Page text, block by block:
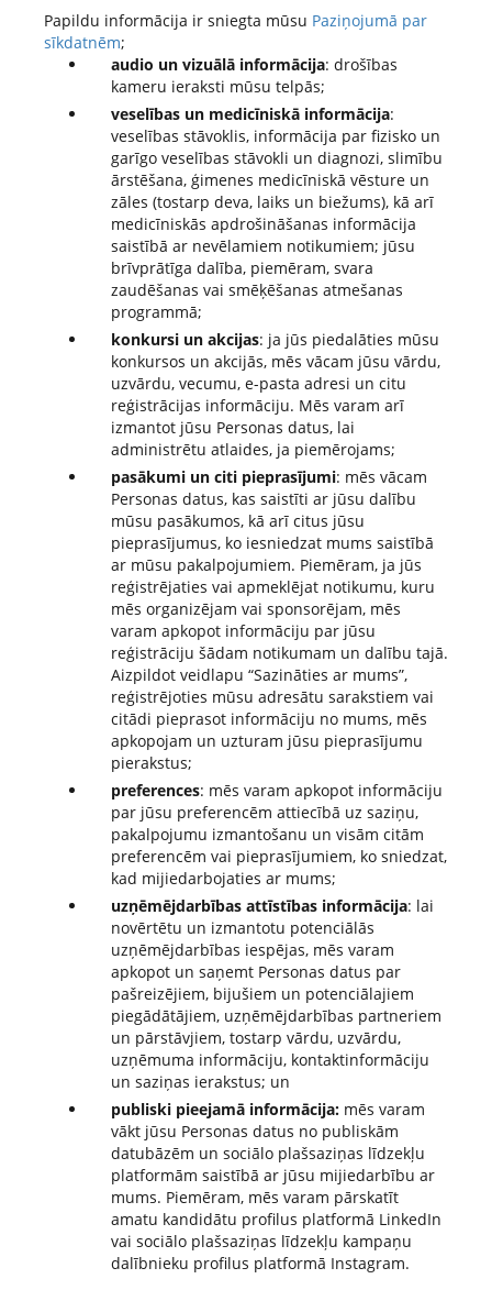
Papildu informācija ir sniegta mūsu Paziņojumā par
sīkdatnēm;
audio un vizuālā informācija: drošības
kameru ieraksti mūsu telpās;
veselības un medicīniskā informācija:
veselības stāvoklis, informācija par fizisko un
garīgo veselības stāvokli un diagnozi, slimību
ārstēšana, ģimenes medicīniskā vēsture un
zāles (tostarp deva, laiks un biežums), kā arī
medicīniskās apdrošināšanas informācija
saistībā ar nevēlamiem notikumiem; jūsu
brīvprātīga dalība, piemēram, svara
zaudēšanas vai smēķēšanas atmešanas
programmā;
konkursi un akcijas: ja jūs piedalāties mūsu
konkursos un akcijās, mēs vācam jūsu vārdu,
uzvārdu, vecumu, e-pasta adresi un citu
reģistrācijas informāciju. Mēs varam arī
izmantot jūsu Personas datus, lai
administrētu atlaides, ja piemērojams;
pasākumi un citi pieprasījumi: mēs vācam
Personas datus, kas saistīti ar jūsu dalību
mūsu pasākumos, kā arī citus jūsu
pieprasījumus, ko iesniedzat mums saistībā
ar mūsu pakalpojumiem. Piemēram, ja jūs
reģistrējaties vai apmeklējat notikumu, kuru
mēs organizējam vai sponsorējam, mēs
varam apkopot informāciju par jūsu
reģistrāciju šādam notikumam un dalību tajā.
Aizpildot veidlapu “Sazināties ar mums”,
reģistrējoties mūsu adresātu sarakstiem vai
citādi pieprasot informāciju no mums, mēs
apkopojam un uzturam jūsu pieprasījumu
pierakstus;
preferences: mēs varam apkopot informāciju
par jūsu preferencēm attiecībā uz saziņu,
pakalpojumu izmantošanu un visām citām
preferencēm vai pieprasījumiem, ko sniedzat,
kad mijiedarbojaties ar mums;
uzņēmējdarbības attīstības informācija: lai
novērtētu un izmantotu potenciālās
uzņēmējdarbības iespējas, mēs varam
apkopot un saņemt Personas datus par
pašreizējiem, bijušiem un potenciālajiem
piegādātājiem, uzņēmējdarbības partneriem
un pārstāvjiem, tostarp vārdu, uzvārdu,
uzņēmuma informāciju, kontaktinformāciju
un saziņas ierakstus; un
publiski pieejamā informācija: mēs varam
vākt jūsu Personas datus no publiskām
datubāzēm un sociālo plašsaziņas līdzekļu
platformām saistībā ar jūsu mijiedarbību ar
mums. Piemēram, mēs varam pārskatīt
amatu kandidātu profilus platformā LinkedIn
vai sociālo plašsaziņas līdzekļu kampaņu
dalībnieku profilus platformā Instagram.